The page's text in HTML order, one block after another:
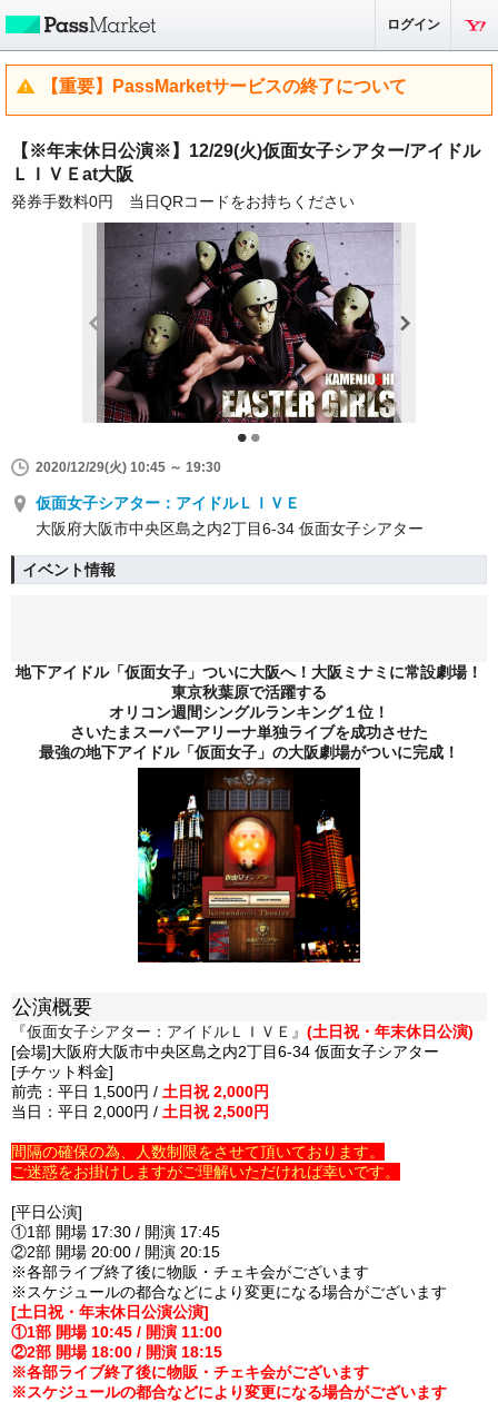
ログイン
【重要】PassMarketサービスの終了について
【※年末休日公演※】12/29(火)仮面女子シアター/アイドル
ＬＩＶＥat大阪
発券手数料0円 当日QRコードをお持ちください
2020/12/29(火) 10:45 ～ 19:30
仮面女子シアター：アイドルＬＩＶＥ
大阪府大阪市中央区島之内2丁目6-34 仮面女子シアター
イベント情報
地下アイドル「仮面女子」ついに大阪へ！大阪ミナミに常設劇場！
東京秋葉原で活躍する
オリコン週間シングルランキング１位！
さいたまスーパーアリーナ単独ライブを成功させた
最強の地下アイドル「仮面女子」の大阪劇場がついに完成！
公演概要
『仮面女子シアター：アイドルＬＩＶＥ』 (土日祝・年末休日公演)
[会場]大阪府大阪市中央区島之内2丁目6-34 仮面女子シアター
[チケット料金]
前売：平日 1,500円 / 土日祝 2,000円
当日：平日 2,000円 / 土日祝 2,500円
間隔の確保の為、人数制限をさせて頂いております。
ご迷惑をお掛けしますがご理解いただければ幸いです。
[平日公演]
①1部 開場 17:30 / 開演 17:45
②2部 開場 20:00 / 開演 20:15
※各部ライブ終了後に物販・チェキ会がございます
※スケジュールの都合などにより変更になる場合がございます
[土日祝・ 年末休日公演公演]
①1部 開場 10:45 / 開演 11:00
②2部 開場 18:00 / 開演 18:15
※各部ライブ終了後に物販・チェキ会がございます
※スケジュールの都合などにより変更になる場合がございます